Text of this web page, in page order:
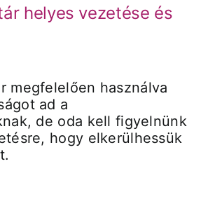
helyes vezetése és
megfelelően használva
ad a
de oda kell figyelnünk
hogy elkerülhessük